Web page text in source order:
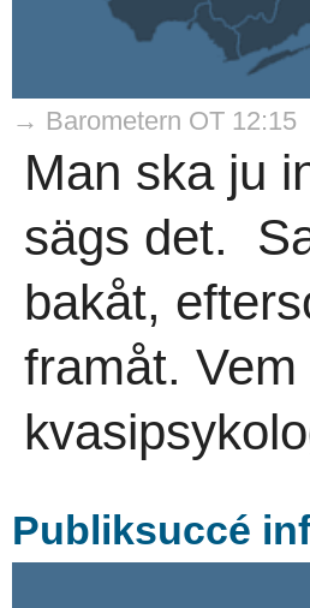
→ Barometern OT 12:15
Man ska ju
sägs det.
bakåt,
framåt.
Publiksuccé